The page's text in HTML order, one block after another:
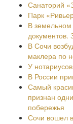
Санаторий
Парк
В
документов.
В Сочи
маклера по
У
В России
Самый
признан
побережья
Сочи вошел